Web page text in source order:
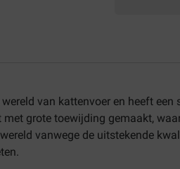
van kattenvoer en heeft
grote toewijding gemaakt,
vanwege de uitstekende